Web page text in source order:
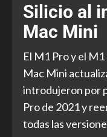
Silicio al
Mac Mini
El M1 Pro y el
Mac Mini
introdujeron por
Pro de 2021 y
todas las